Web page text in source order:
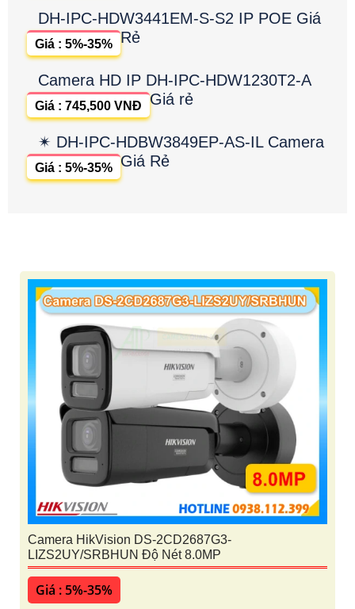
DH-IPC-HDW3441EM-S-S2 IP POE Giá
Rẻ
Giá : 5%-35%
Camera HD IP DH-IPC-HDW1230T2-A
Giá rẻ
Giá : 745,500 VNĐ
✴ DH-IPC-HDBW3849EP-AS-IL Camera
Giá Rẻ
Giá : 5%-35%
Camera HikVision DS-2CD2687G3-
LIZS2UY/SRBHUN Độ Nét 8.0MP
Giá : 5%-35%